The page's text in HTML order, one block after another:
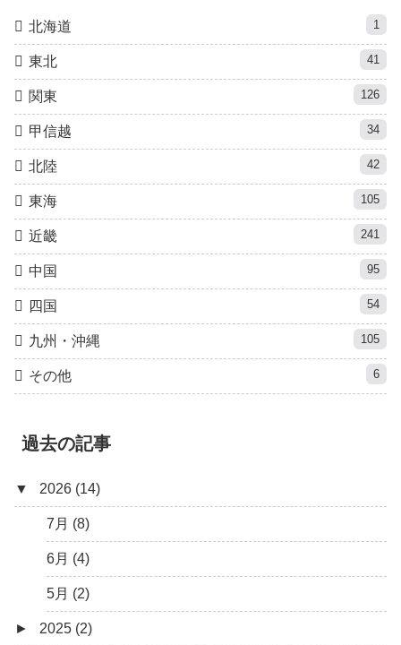
北海道 1
東北 41
関東 126
甲信越 34
北陸 42
東海 105
近畿 241
中国 95
四国 54
九州・沖縄 105
その他 6
過去の記事
▼ 2026 (14)
7月 (8)
6月 (4)
5月 (2)
► 2025 (2)